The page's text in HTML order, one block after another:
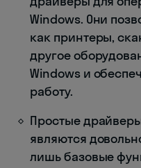
Windows. Они
как принтеры,
другое
Windows и
работу.
Простые
являются
лишь базовые